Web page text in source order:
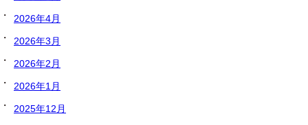
2026年4月
2026年3月
2026年2月
2026年1月
2025年12月